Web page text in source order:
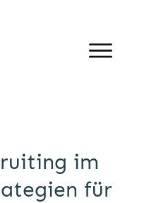
im
für